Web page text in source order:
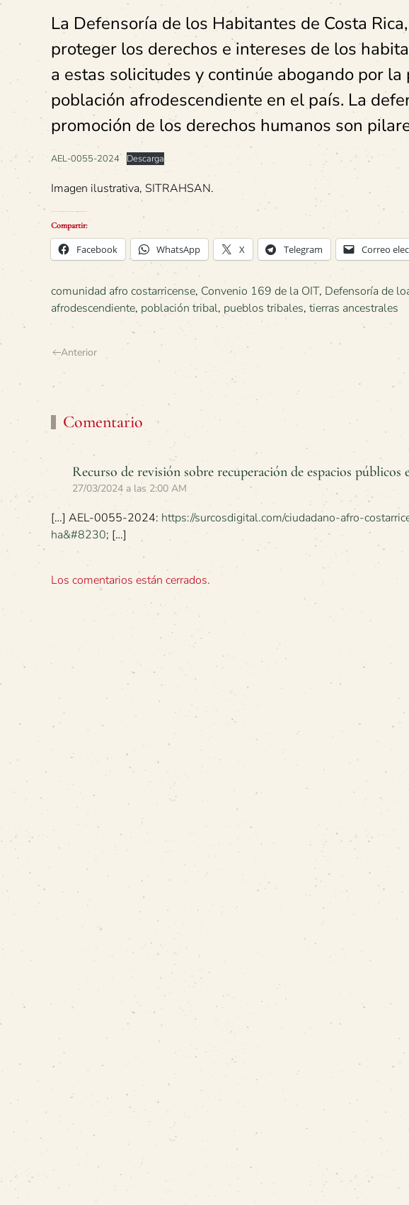
La Defensoría de los Habitantes de Costa
proteger los derechos e intereses de los
a estas solicitudes y continúe abogando por
población afrodescendiente en el país. La
promoción de los derechos humanos son
AEL-0055-2024 Descarga
Imagen ilustrativa, SITRAHSAN.
Compartir:
Facebook WhatsApp X Telegram Correo
comunidad afro costarricense, Convenio 169 de la OIT, Defensoría de
afrodescendiente, población tribal, pueblos tribales, tierras ancestrales
Anterior
Comentario
Recurso de revisión sobre recuperación de espacios
27/03/2024 a las 2:00 AM
[…] AEL-0055-2024: https://surcosdigital.com/ciudadano-afro-
ha&#8230; […]
Los comentarios están cerrados.